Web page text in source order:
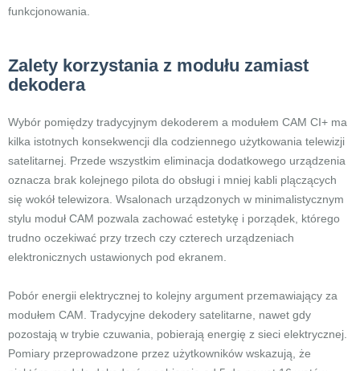
funkcjonowania.
Zalety korzystania z modułu zamiast
dekodera
Wybór pomiędzy tradycyjnym dekoderem a modułem CAM CI+ ma
kilka istotnych konsekwencji dla codziennego użytkowania telewizji
satelitarnej. Przede wszystkim eliminacja dodatkowego urządzenia
oznacza brak kolejnego pilota do obsługi i mniej kabli plączących
się wokół telewizora. Wsalonach urządzonych w minimalistycznym
stylu moduł CAM pozwala zachować estetykę i porządek, którego
trudno oczekiwać przy trzech czy czterech urządzeniach
elektronicznych ustawionych pod ekranem.
Pobór energii elektrycznej to kolejny argument przemawiający za
modułem CAM. Tradycyjne dekodery satelitarne, nawet gdy
pozostają w trybie czuwania, pobierają energię z sieci elektrycznej.
Pomiary przeprowadzone przez użytkowników wskazują, że